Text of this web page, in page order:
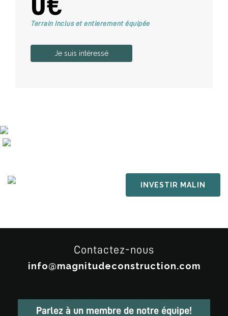
Terrain Inclus et entierement équipée
Je suis intéressé
INVESTIR MALIN
Contactez-nous
info@magnitudeconstruction.com
Parlez à un membre de notre équipe!